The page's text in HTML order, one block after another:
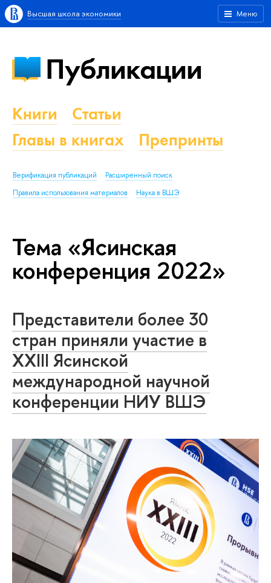
Меню
Высшая школа экономики
Публикации
Книги
Статьи
Главы в книгах
Препринты
Верификация публикаций
Расширенный поиск
Правила использования материалов
Наука в ВШЭ
Тема «Ясинская
конференция 2022»
Представители более 30
стран приняли участие в
ХХIII Ясинской
международной научной
конференции НИУ ВШЭ